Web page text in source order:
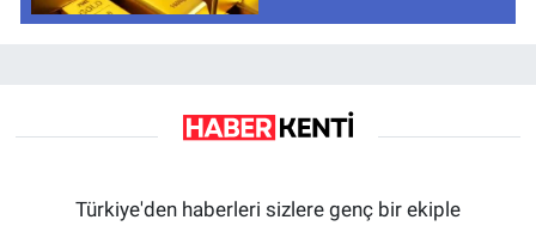
Türkiye'den haberleri sizlere genç bir ekiple